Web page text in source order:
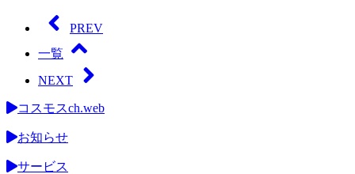
PREV
一覧
NEXT
コスモスch.web
お知らせ
サービス